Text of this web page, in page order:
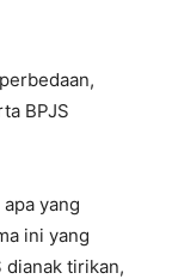
BPJS
yang
ini yang
dianak tirikan,